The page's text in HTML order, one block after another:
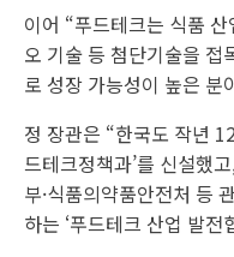
이어 “푸드테크는 식품
오 기술 등 첨단기술을 접
로 성장 가능성이 높은 분
정 장관은 “한국도 작년
드테크정책과’를 신설했
부·식품의약품안전처 등
하는 ‘푸드테크 산업 발